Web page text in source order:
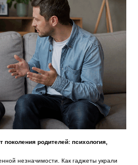
родителей: психология,
незначимости. Как гаджеты украли